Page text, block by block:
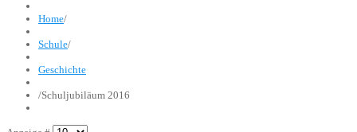
Home/
Schule/
Geschichte
/Schuljubiläum 2016